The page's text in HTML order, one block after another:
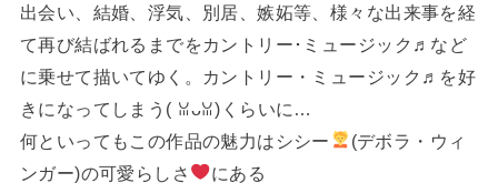
出会い、結婚、浮気、別居、嫉妬等、様々な出来事を経
て再び結ばれるまでをカントリー･ミュージック♬など
に乗せて描いてゆく。カントリー・ミュージック♬を好
きになってしまう(⁠ ⁠ꈍ⁠ᴗ⁠ꈍ⁠)くらいに…
何といってもこの作品の魅力はシシー
(デボラ・ウィ
ンガー)の可愛らしさ
にある